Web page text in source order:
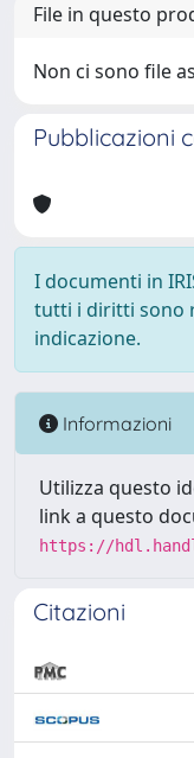
File in questo
Non ci sono file
Pubblicazioni
I documenti in
tutti i diritti sono
indicazione.
Informazioni
Utilizza questo
link a questo
https://
Citazioni